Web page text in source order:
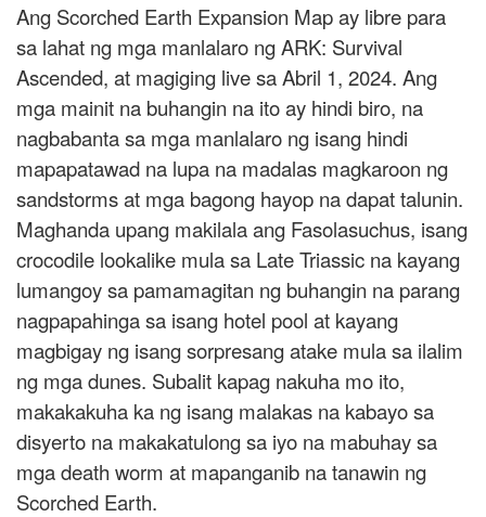
Ang Scorched Earth Expansion Map ay libre para
sa lahat ng mga manlalaro ng ARK: Survival
Ascended, at magiging live sa Abril 1, 2024. Ang
mga mainit na buhangin na ito ay hindi biro, na
nagbabanta sa mga manlalaro ng isang hindi
mapapatawad na lupa na madalas magkaroon ng
sandstorms at mga bagong hayop na dapat talunin.
Maghanda upang makilala ang Fasolasuchus, isang
crocodile lookalike mula sa Late Triassic na kayang
lumangoy sa pamamagitan ng buhangin na parang
nagpapahinga sa isang hotel pool at kayang
magbigay ng isang sorpresang atake mula sa ilalim
ng mga dunes. Subalit kapag nakuha mo ito,
makakakuha ka ng isang malakas na kabayo sa
disyerto na makakatulong sa iyo na mabuhay sa
mga death worm at mapanganib na tanawin ng
Scorched Earth.